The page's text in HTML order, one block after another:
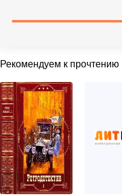
Рекомендуем к прочтению